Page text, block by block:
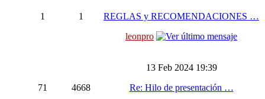
1 1
REGLAS y RECOMENDACIONES …
leonpro
71 4668
13 Feb 2024 19:39
Re: Hilo de presentación …